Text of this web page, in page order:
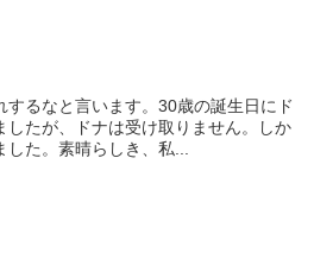
るなと言います。30歳の誕生日にド
たが、ドナは受け取りません。しか
した。素晴らしき、私...